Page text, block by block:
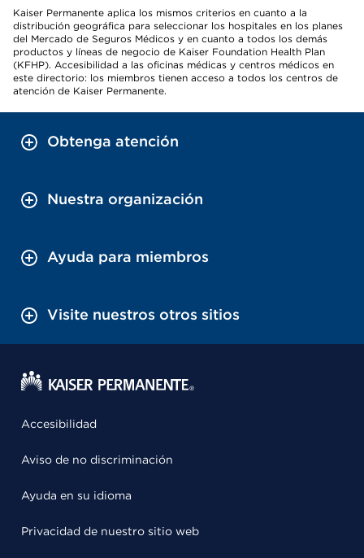
Kaiser Permanente aplica los mismos criterios en cuanto a la
distribución geográfica para seleccionar los hospitales en los planes
del Mercado de Seguros Médicos y en cuanto a todos los demás
productos y líneas de negocio de Kaiser Foundation Health Plan
(KFHP). Accesibilidad a las oficinas médicas y centros médicos en
este directorio: los miembros tienen acceso a todos los centros de
atención de Kaiser Permanente.
Obtenga atención
Nuestra organización
Ayuda para miembros
Visite nuestros otros sitios
Accesibilidad
Aviso de no discriminación
Ayuda en su idioma
Privacidad de nuestro sitio web